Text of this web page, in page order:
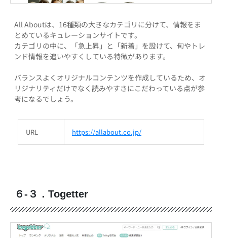
All Aboutは、16種類の大きなカテゴリに分けて、情報をま
とめているキュレーションサイトです。
カテゴリの中に、「急上昇」と「新着」を設けて、旬やトレ
ンド情報を追いやすくしている特徴があります。
バランスよくオリジナルコンテンツを作成しているため、オ
リジナリティだけでなく読みやすさにこだわっている点が参
考になるでしょう。
URL https://allabout.co.jp/
６-３．Togetter